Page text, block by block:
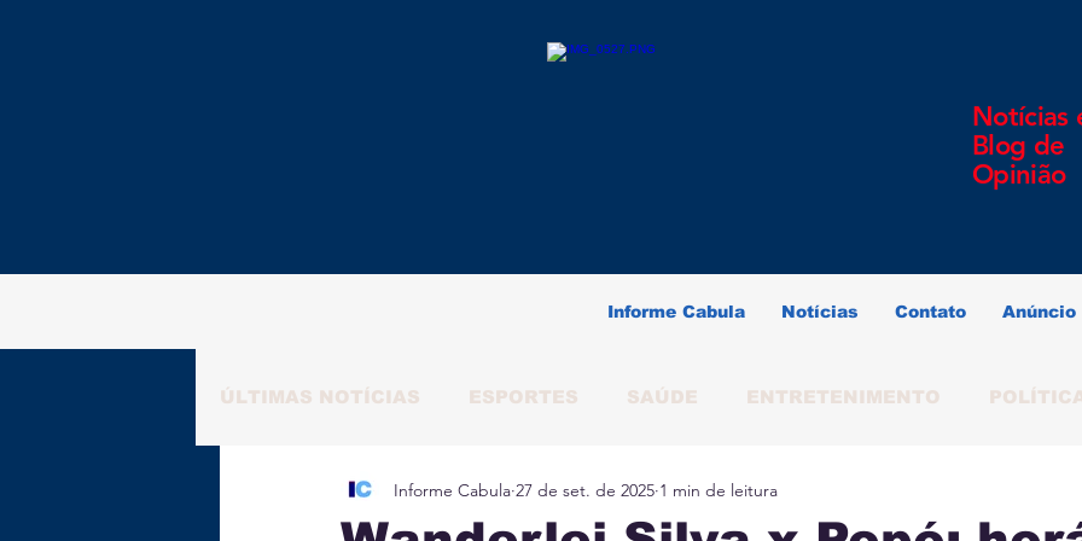
Notícias
Blog de
Opinião
Informe Cabula Notícias Contato Anúncio
ÚLTIMAS NOTÍCIAS ESPORTES SAÚDE ENTRETENIMENTO
RAFAELA NATALY ALMERINDO SOUZA SALVADOR
Informe Cabula 27 de set. de 2025 1 min de leitura